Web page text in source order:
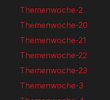
Themenwoche-2
Themenwoche-20
Themenwoche-21
Themenwoche-22
Themenwoche-23
Themenwoche-3